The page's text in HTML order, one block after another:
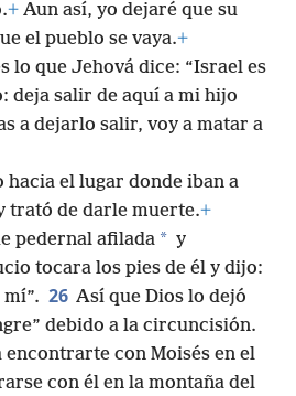
+ Aun así, yo dejaré que su
el pueblo se vaya.+
lo que Jehová dice: “Israel es
deja salir de aquí a mi hijo
a dejarlo salir, voy a matar a
el lugar donde iban a
trató de darle muerte.+
pedernal afilada * y
tocara los pies de él y dijo:
26 Así que Dios lo dejó
debido a la circuncisión.
encontrarte con Moisés en el
con él en la montaña del